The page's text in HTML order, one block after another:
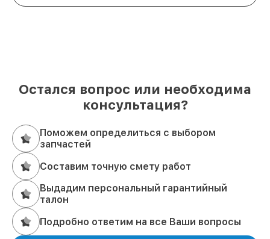
Остался вопрос или необходима
консультация?
Поможем определиться с выбором
запчастей
Составим точную смету работ
Выдадим персональный гарантийный
талон
Подробно ответим на все Ваши вопросы